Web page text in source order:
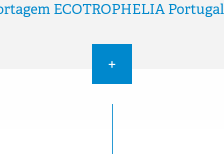
ECOTROPHELIA Portugal
+